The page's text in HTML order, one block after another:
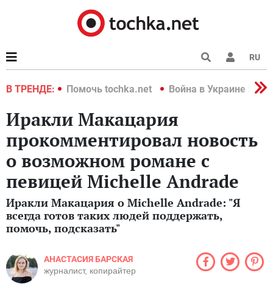
RU
В ТРЕНДЕ:
2022 Помочь tochka.net Война в Украине 2022
Иракли Макацария
прокомментировал новость
о возможном романе с
певицей Michelle Andrade
Иракли Макацария о Michelle Andrade: "Я
всегда готов таких людей поддержать,
помочь, подсказать"
АНАСТАСИЯ БАРСКАЯ
журналист, копирайтер